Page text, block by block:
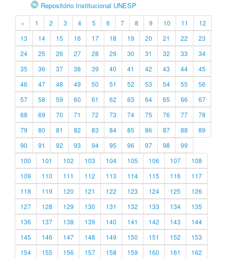
Repositório Institucional UNESP
« 1 2 3 4 5 6 7 8 9 10 11
12
13
14 15 16 17 18 19 20 21 22
23
24
25 26 27 28 29 30 31 32 33
34
35
36 37 38 39 40 41 42 43 44
45
46
47 48 49 50 51 52 53 54 55
56
57
58 59 60 61 62 63 64 65 66
67
68
69 70 71 72 73 74 75 76 77
78
79
80 81 82 83 84 85 86 87 88
89
90
91 92 93 94 95 96 97 98
99
100
101 102 103 104 105 106 107
108
109
110 111 112 113 114 115 116
117
118
119 120 121 122 123 124 125
126
127
128 129 130 131 132 133 134
135
136
137 138 139 140 141 142 143
144
145
146 147 148 149 150 151 152
153
154
155 156 157 158 159 160 161
162